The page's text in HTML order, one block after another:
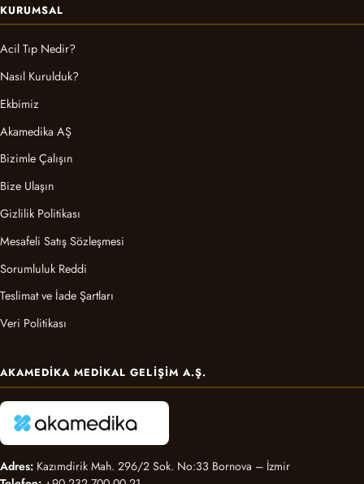
KURUMSAL
Acil Tıp Nedir?
Nasıl Kurulduk?
Ekbimiz
Akamedika AŞ
Bizimle Çalışın
Bize Ulaşın
Gizlilik Politikası
Mesafeli Satış Sözleşmesi
Sorumluluk Reddi
Teslimat ve İade Şartları
Veri Politikası
AKAMEDIKA MEDIKAL GELIŞIM A.Ş.
Adres: Kazımdirik Mah. 296/2 Sok. No:33 Bornova – İzmir